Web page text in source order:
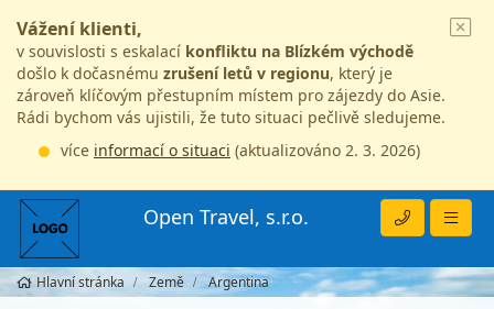
Vážení klienti,
v souvislosti s eskalací konfliktu na Blízkém východě
došlo k dočasnému zrušení letů v regionu, který je
zároveň klíčovým přestupním místem pro zájezdy do Asie.
Rádi bychom vás ujistili, že tuto situaci pečlivě sledujeme.
více informací o situaci (aktualizováno 2. 3. 2026)
Open Travel, s.r.o.
Hlavní stránka Země Argentina